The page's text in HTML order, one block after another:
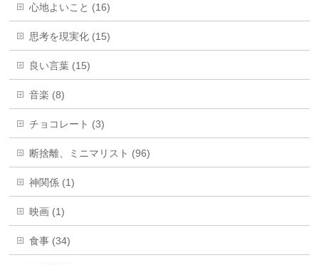
心地よいこと (16)
思考を現実化 (15)
良い言葉 (15)
音楽 (8)
チョコレート (3)
断捨離、ミニマリスト (96)
神関係 (1)
映画 (1)
食事 (34)